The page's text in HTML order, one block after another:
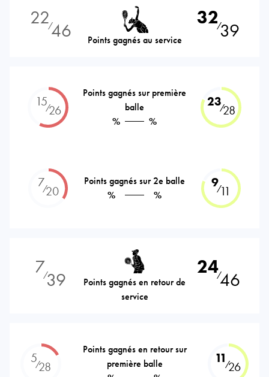
22⁄46 Points gagnés au service
32⁄39
15⁄26
Points gagnés sur première
balle
%
%
23⁄28
7⁄20
Points gagnés sur 2e balle
%
%
9⁄11
7⁄39
Points gagnés en retour de
service
24⁄46
5⁄28
Points gagnés en retour sur
première balle
11 ⁄26